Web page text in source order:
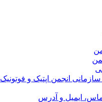
انجمن اپتیک و فوتونیک
ایمیل و آدرس